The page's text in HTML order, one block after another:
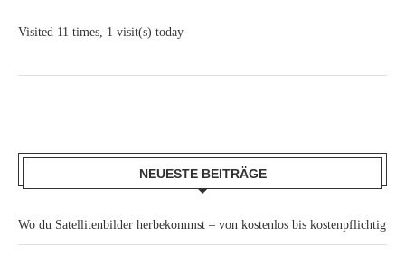
Visited 11 times, 1 visit(s) today
NEUESTE BEITRÄGE
Wo du Satellitenbilder herbekommst – von kostenlos bis kostenpflichtig